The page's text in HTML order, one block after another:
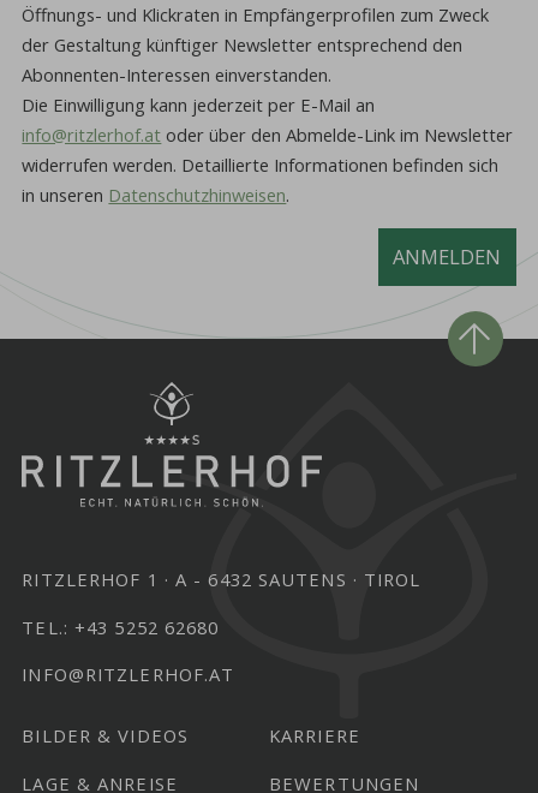
Öffnungs- und Klickraten in Empfängerprofilen zum Zweck
der Gestaltung künftiger Newsletter entsprechend den
Abonnenten-Interessen einverstanden.
Die Einwilligung kann jederzeit per E-Mail an
info@ritzlerhof.at oder über den Abmelde-Link im Newsletter
widerrufen werden. Detaillierte Informationen befinden sich
in unseren Datenschutzhinweisen.
ANMELDEN
RITZLERHOF 1 A - 6432 SAUTENS
TIROL
TEL.: +43 5252 62680
INFO@RITZLERHOF.AT
BILDER & VIDEOS
KARRIERE
LAGE & ANREISE
BEWERTUNGEN